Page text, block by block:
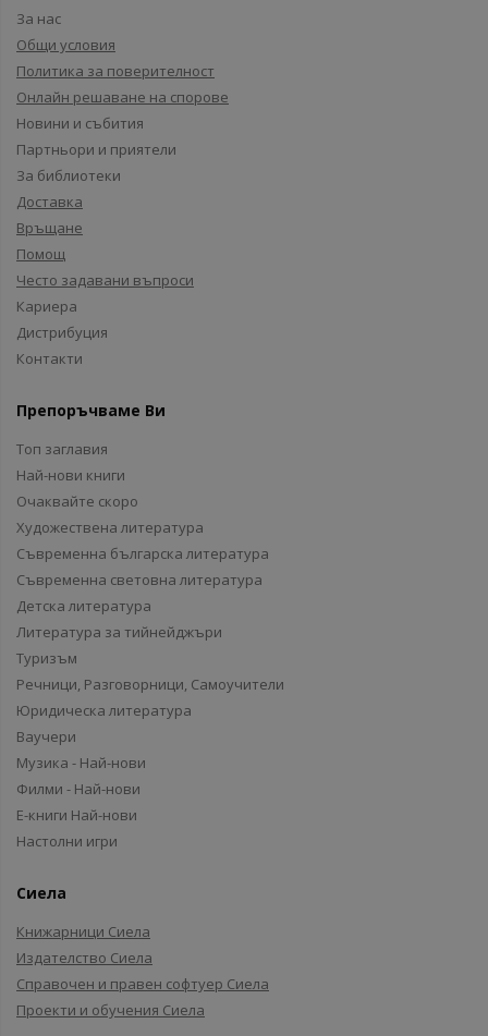
За нас
Общи условия
Политика за поверителност
Онлайн решаване на спорове
Новини и събития
Партньори и приятели
За библиотеки
Доставка
Връщане
Помощ
Често задавани въпроси
Кариера
Дистрибуция
Контакти
Препоръчваме Ви
Топ заглавия
Най-нови книги
Очаквайте скоро
Художествена литература
Съвременна българска литература
Съвременна световна литература
Детска литература
Литература за тийнейджъри
Туризъм
Речници, Разговорници, Самоучители
Юридическа литература
Ваучери
Музика - Най-нови
Филми - Най-нови
Е-книги Най-нови
Настолни игри
Сиела
Книжарници Сиела
Издателство Сиела
Справочен и правен софтуер Сиела
Проекти и обучения Сиела